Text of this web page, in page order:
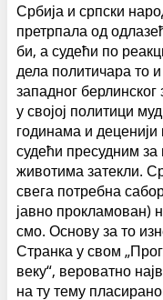
Србија и српски
претрпала од
би, а судећи по
дела политичара то
западног
у својој политици
годинама и
судећи пресудним
животима затекли.
свега потребна
јавно прокламован)
смо. Основу за то
Странка у свом
веку“, вероватно
на ту тему